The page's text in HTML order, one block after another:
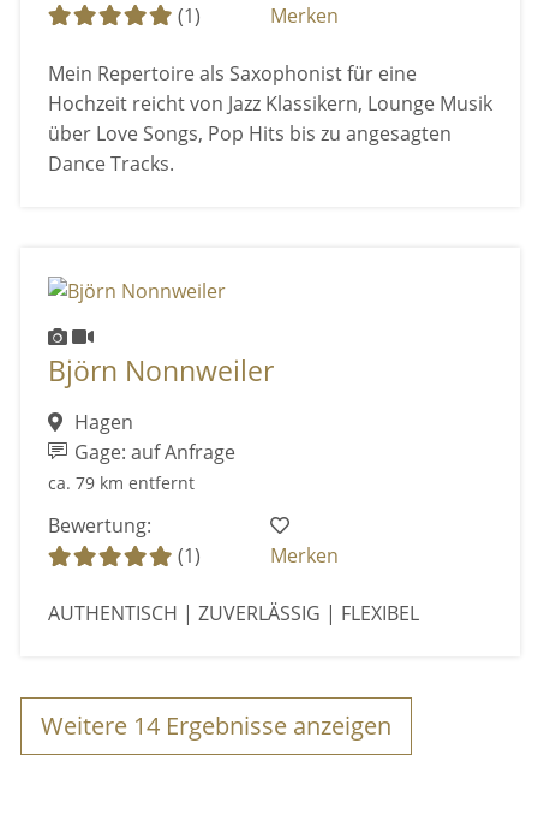
(1)
Merken
Mein Repertoire als Saxophonist für eine
Hochzeit reicht von Jazz Klassikern, Lounge Musik
über Love Songs, Pop Hits bis zu angesagten
Dance Tracks.
Björn Nonnweiler
Hagen
Gage: auf Anfrage
ca. 79 km entfernt
Bewertung:
(1)
Merken
AUTHENTISCH | ZUVERLÄSSIG | FLEXIBEL
Weitere 14 Ergebnisse anzeigen